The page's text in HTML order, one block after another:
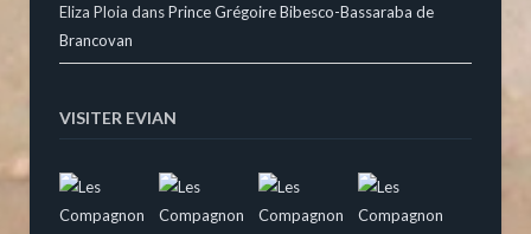
Eliza Ploia dansPrince Grégoire Bibesco-Bassaraba de
Brancovan
VISITER EVIAN